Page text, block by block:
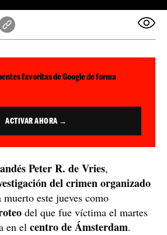
favoritas de Google de forma
ACTIVAR AHORA →
Peter R. de Vries,
del crimen organizado
muerto este jueves como
del que fue víctima el martes
en el centro de Ámsterdam.